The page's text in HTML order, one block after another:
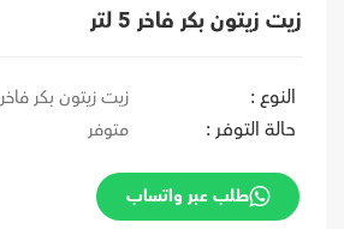
زيت زيتون بكر فاخر 5 لتر
النوع : زيت زيتون بكر فاخر
حالة التوفر : متوفر
طلب عبر واتساب